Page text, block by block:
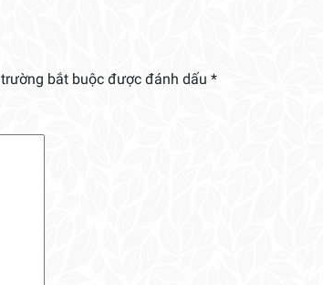
trường bắt buộc được đánh dấu *